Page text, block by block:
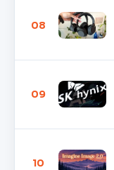
08
09
10